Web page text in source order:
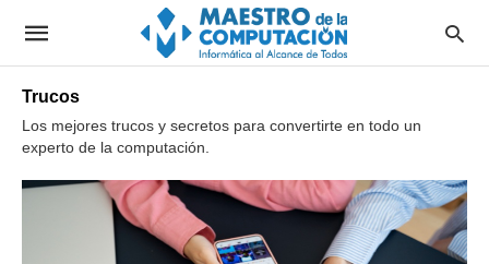
Trucos
Los mejores trucos y secretos para convertirte en todo un
experto de la computación.